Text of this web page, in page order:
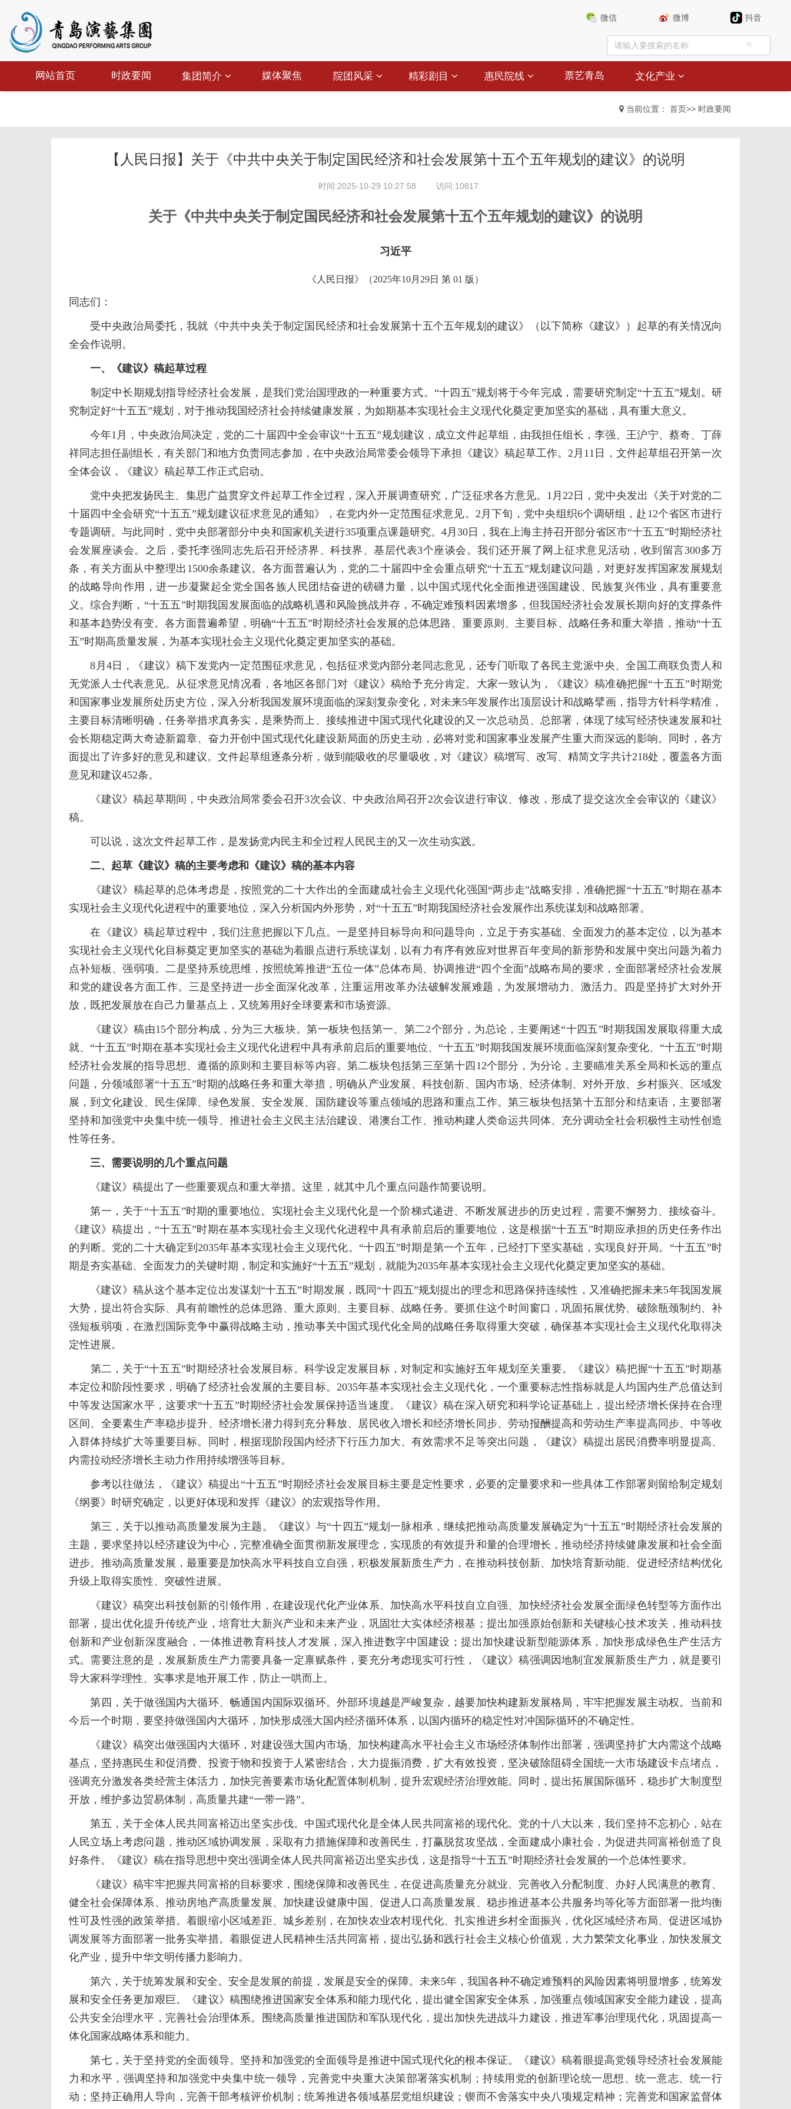
微信 微博 抖音
网站首页 时政要闻 集团简介 媒体聚焦 院团风采 精彩剧目 惠民院线 票艺青岛 文化产业
当前位置： 首页>> 时政要闻
【人民日报】关于《中共中央关于制定国民经济和社会发展第十五个五年规划的建议》的说明
时间:2025-10-29 10:27:58 访问:10817
关于《中共中央关于制定国民经济和社会发展第十五个五年规划的建议》的说明
习近平
《人民日报》（2025年10月29日 第 01 版）
同志们：
受中央政治局委托，我就《中共中央关于制定国民经济和社会发展第十五个五年规划的建议》（以下简称《建议》）起草的有关情况向
全会作说明。
一、《建议》稿起草过程
制定中长期规划指导经济社会发展，是我们党治国理政的一种重要方式。“十四五”规划将于今年完成，需要研究制定“十五五”规划。研
究制定好“十五五”规划，对于推动我国经济社会持续健康发展，为如期基本实现社会主义现代化奠定更加坚实的基础，具有重大意义。
今年1月，中央政治局决定，党的二十届四中全会审议“十五五”规划建议，成立文件起草组，由我担任组长，李强、王沪宁、蔡奇、丁薛
祥同志担任副组长，有关部门和地方负责同志参加，在中央政治局常委会领导下承担《建议》稿起草工作。2月11日，文件起草组召开第一次
全体会议，《建议》稿起草工作正式启动。
党中央把发扬民主、集思广益贯穿文件起草工作全过程，深入开展调查研究，广泛征求各方意见。1月22日，党中央发出《关于对党的二
十届四中全会研究“十五五”规划建议征求意见的通知》，在党内外一定范围征求意见。2月下旬，党中央组织6个调研组，赴12个省区市进行
专题调研。与此同时，党中央部署部分中央和国家机关进行35项重点课题研究。4月30日，我在上海主持召开部分省区市“十五五”时期经济社
会发展座谈会。之后，委托李强同志先后召开经济界、科技界、基层代表3个座谈会。我们还开展了网上征求意见活动，收到留言300多万
条，有关方面从中整理出1500余条建议。各方面普遍认为，党的二十届四中全会重点研究“十五五”规划建议问题，对更好发挥国家发展规划
的战略导向作用，进一步凝聚起全党全国各族人民团结奋进的磅礴力量，以中国式现代化全面推进强国建设、民族复兴伟业，具有重要意
义。综合判断，“十五五”时期我国发展面临的战略机遇和风险挑战并存，不确定难预料因素增多，但我国经济社会发展长期向好的支撑条件
和基本趋势没有变。各方面普遍希望，明确“十五五”时期经济社会发展的总体思路、重要原则、主要目标、战略任务和重大举措，推动“十五
五”时期高质量发展，为基本实现社会主义现代化奠定更加坚实的基础。
8月4日，《建议》稿下发党内一定范围征求意见，包括征求党内部分老同志意见，还专门听取了各民主党派中央、全国工商联负责人和
无党派人士代表意见。从征求意见情况看，各地区各部门对《建议》稿给予充分肯定。大家一致认为，《建议》稿准确把握“十五五”时期党
和国家事业发展所处历史方位，深入分析我国发展环境面临的深刻复杂变化，对未来5年发展作出顶层设计和战略擘画，指导方针科学精准，
主要目标清晰明确，任务举措求真务实，是乘势而上、接续推进中国式现代化建设的又一次总动员、总部署，体现了续写经济快速发展和社
会长期稳定两大奇迹新篇章、奋力开创中国式现代化建设新局面的历史主动，必将对党和国家事业发展产生重大而深远的影响。同时，各方
面提出了许多好的意见和建议。文件起草组逐条分析，做到能吸收的尽量吸收，对《建议》稿增写、改写、精简文字共计218处，覆盖各方面
意见和建议452条。
《建议》稿起草期间，中央政治局常委会召开3次会议、中央政治局召开2次会议进行审议、修改，形成了提交这次全会审议的《建议》
稿。
可以说，这次文件起草工作，是发扬党内民主和全过程人民民主的又一次生动实践。
二、起草《建议》稿的主要考虑和《建议》稿的基本内容
《建议》稿起草的总体考虑是，按照党的二十大作出的全面建成社会主义现代化强国“两步走”战略安排，准确把握“十五五”时期在基本
实现社会主义现代化进程中的重要地位，深入分析国内外形势，对“十五五”时期我国经济社会发展作出系统谋划和战略部署。
在《建议》稿起草过程中，我们注意把握以下几点。一是坚持目标导向和问题导向，立足于夯实基础、全面发力的基本定位，以为基本
实现社会主义现代化目标奠定更加坚实的基础为着眼点进行系统谋划，以有力有序有效应对世界百年变局的新形势和发展中突出问题为着力
点补短板、强弱项。二是坚持系统思维，按照统筹推进“五位一体”总体布局、协调推进“四个全面”战略布局的要求，全面部署经济社会发展
和党的建设各方面工作。三是坚持进一步全面深化改革，注重运用改革办法破解发展难题，为发展增动力、激活力。四是坚持扩大对外开
放，既把发展放在自己力量基点上，又统筹用好全球要素和市场资源。
《建议》稿由15个部分构成，分为三大板块。第一板块包括第一、第二2个部分，为总论，主要阐述“十四五”时期我国发展取得重大成
就、“十五五”时期在基本实现社会主义现代化进程中具有承前启后的重要地位、“十五五”时期我国发展环境面临深刻复杂变化、“十五五”时期
经济社会发展的指导思想、遵循的原则和主要目标等内容。第二板块包括第三至第十四12个部分，为分论，主要瞄准关系全局和长远的重点
问题，分领域部署“十五五”时期的战略任务和重大举措，明确从产业发展、科技创新、国内市场、经济体制、对外开放、乡村振兴、区域发
展，到文化建设、民生保障、绿色发展、安全发展、国防建设等重点领域的思路和重点工作。第三板块包括第十五部分和结束语，主要部署
坚持和加强党中央集中统一领导、推进社会主义民主法治建设、港澳台工作、推动构建人类命运共同体、充分调动全社会积极性主动性创造
性等任务。
三、需要说明的几个重点问题
《建议》稿提出了一些重要观点和重大举措。这里，就其中几个重点问题作简要说明。
第一，关于“十五五”时期的重要地位。实现社会主义现代化是一个阶梯式递进、不断发展进步的历史过程，需要不懈努力、接续奋斗。
《建议》稿提出，“十五五”时期在基本实现社会主义现代化进程中具有承前启后的重要地位，这是根据“十五五”时期应承担的历史任务作出
的判断。党的二十大确定到2035年基本实现社会主义现代化。“十四五”时期是第一个五年，已经打下坚实基础，实现良好开局。“十五五”时
期是夯实基础、全面发力的关键时期，制定和实施好“十五五”规划，就能为2035年基本实现社会主义现代化奠定更加坚实的基础。
《建议》稿从这个基本定位出发谋划“十五五”时期发展，既同“十四五”规划提出的理念和思路保持连续性，又准确把握未来5年我国发展
大势，提出符合实际、具有前瞻性的总体思路、重大原则、主要目标、战略任务。要抓住这个时间窗口，巩固拓展优势、破除瓶颈制约、补
强短板弱项，在激烈国际竞争中赢得战略主动，推动事关中国式现代化全局的战略任务取得重大突破，确保基本实现社会主义现代化取得决
定性进展。
第二，关于“十五五”时期经济社会发展目标。科学设定发展目标，对制定和实施好五年规划至关重要。《建议》稿把握“十五五”时期基
本定位和阶段性要求，明确了经济社会发展的主要目标。2035年基本实现社会主义现代化，一个重要标志性指标就是人均国内生产总值达到
中等发达国家水平，这要求“十五五”时期经济社会发展保持适当速度。《建议》稿在深入研究和科学论证基础上，提出经济增长保持在合理
区间、全要素生产率稳步提升、经济增长潜力得到充分释放、居民收入增长和经济增长同步、劳动报酬提高和劳动生产率提高同步、中等收
入群体持续扩大等重要目标。同时，根据现阶段国内经济下行压力加大、有效需求不足等突出问题，《建议》稿提出居民消费率明显提高、
内需拉动经济增长主动力作用持续增强等目标。
参考以往做法，《建议》稿提出“十五五”时期经济社会发展目标主要是定性要求，必要的定量要求和一些具体工作部署则留给制定规划
《纲要》时研究确定，以更好体现和发挥《建议》的宏观指导作用。
第三，关于以推动高质量发展为主题。《建议》与“十四五”规划一脉相承，继续把推动高质量发展确定为“十五五”时期经济社会发展的
主题，要求坚持以经济建设为中心，完整准确全面贯彻新发展理念，实现质的有效提升和量的合理增长，推动经济持续健康发展和社会全面
进步。推动高质量发展，最重要是加快高水平科技自立自强，积极发展新质生产力，在推动科技创新、加快培育新动能、促进经济结构优化
升级上取得实质性、突破性进展。
《建议》稿突出科技创新的引领作用，在建设现代化产业体系、加快高水平科技自立自强、加快经济社会发展全面绿色转型等方面作出
部署，提出优化提升传统产业，培育壮大新兴产业和未来产业，巩固壮大实体经济根基；提出加强原始创新和关键核心技术攻关，推动科技
创新和产业创新深度融合，一体推进教育科技人才发展，深入推进数字中国建设；提出加快建设新型能源体系，加快形成绿色生产生活方
式。需要注意的是，发展新质生产力需要具备一定禀赋条件，要充分考虑现实可行性，《建议》稿强调因地制宜发展新质生产力，就是要引
导大家科学理性、实事求是地开展工作，防止一哄而上。
第四，关于做强国内大循环、畅通国内国际双循环。外部环境越是严峻复杂，越要加快构建新发展格局，牢牢把握发展主动权。当前和
今后一个时期，要坚持做强国内大循环，加快形成强大国内经济循环体系，以国内循环的稳定性对冲国际循环的不确定性。
《建议》稿突出做强国内大循环，对建设强大国内市场、加快构建高水平社会主义市场经济体制作出部署，强调坚持扩大内需这个战略
基点，坚持惠民生和促消费、投资于物和投资于人紧密结合，大力提振消费，扩大有效投资，坚决破除阻碍全国统一大市场建设卡点堵点，
强调充分激发各类经营主体活力，加快完善要素市场化配置体制机制，提升宏观经济治理效能。同时，提出拓展国际循环，稳步扩大制度型
开放，维护多边贸易体制，高质量共建“一带一路”。
第五，关于全体人民共同富裕迈出坚实步伐。中国式现代化是全体人民共同富裕的现代化。党的十八大以来，我们坚持不忘初心，站在
人民立场上考虑问题，推动区域协调发展，采取有力措施保障和改善民生，打赢脱贫攻坚战，全面建成小康社会，为促进共同富裕创造了良
好条件。《建议》稿在指导思想中突出强调全体人民共同富裕迈出坚实步伐，这是指导“十五五”时期经济社会发展的一个总体性要求。
《建议》稿牢牢把握共同富裕的目标要求，围绕保障和改善民生，在促进高质量充分就业、完善收入分配制度、办好人民满意的教育、
健全社会保障体系、推动房地产高质量发展、加快建设健康中国、促进人口高质量发展、稳步推进基本公共服务均等化等方面部署一批均衡
性可及性强的政策举措。着眼缩小区域差距、城乡差别，在加快农业农村现代化、扎实推进乡村全面振兴，优化区域经济布局、促进区域协
调发展等方面部署一批务实举措。着眼促进人民精神生活共同富裕，提出弘扬和践行社会主义核心价值观，大力繁荣文化事业，加快发展文
化产业，提升中华文明传播力影响力。
第六，关于统筹发展和安全。安全是发展的前提，发展是安全的保障。未来5年，我国各种不确定难预料的风险因素将明显增多，统筹发
展和安全任务更加艰巨。《建议》稿围绕推进国家安全体系和能力现代化，提出健全国家安全体系，加强重点领域国家安全能力建设，提高
公共安全治理水平，完善社会治理体系。围绕高质量推进国防和军队现代化，提出加快先进战斗力建设，推进军事治理现代化，巩固提高一
体化国家战略体系和能力。
第七，关于坚持党的全面领导。坚持和加强党的全面领导是推进中国式现代化的根本保证。《建议》稿着眼提高党领导经济社会发展能
力和水平，强调坚持和加强党中央集中统一领导，完善党中央重大决策部署落实机制；持续用党的创新理论统一思想、统一意志、统一行
动；坚持正确用人导向，完善干部考核评价机制；统筹推进各领域基层党组织建设；锲而不舍落实中央八项规定精神；完善党和国家监督体